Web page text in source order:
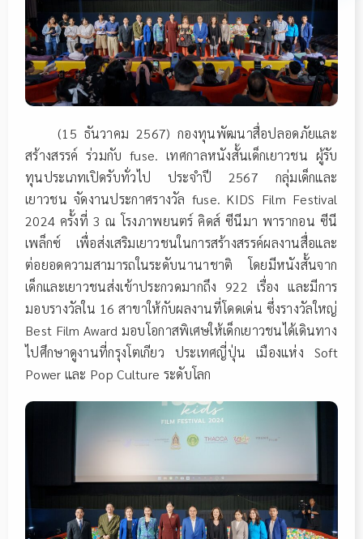
(15 ธันวาคม 2567) กองทุนพัฒนาสื่อปลอดภัยและ
สร้างสรรค์ ร่วมกับ fuse. เทศกาลหนังสั้นเด็กเยาวชน ผู้รับ
ทุนประเภทเปิดรับทั่วไป ประจำปี 2567 กลุ่มเด็กและ
เยาวชน จัดงานประกาศรางวัล fuse. KIDS Film Festival
2024 ครั้งที่ 3 ณ โรงภาพยนตร์ คิดส์ ซีนีมา พารากอน ซีนี
เพล็กซ์ เพื่อส่งเสริมเยาวชนในการสร้างสรรค์ผลงานสื่อและ
ต่อยอดความสามารถในระดับนานาชาติ โดยมีหนังสั้นจาก
เด็กและเยาวชนส่งเข้าประกวดมากถึง 922 เรื่อง และมีการ
มอบรางวัลใน 16 สาขาให้กับผลงานที่โดดเด่น ซึ่งรางวัลใหญ่
Best Film Award มอบโอกาสพิเศษให้เด็กเยาวชนได้เดินทาง
ไปศึกษาดูงานที่กรุงโตเกียว ประเทศญี่ปุ่น เมืองแห่ง Soft
Power และ Pop Culture ระดับโลก